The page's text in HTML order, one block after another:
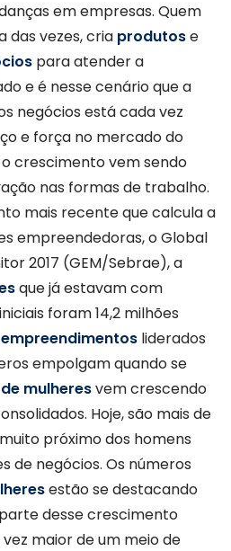
em empresas. Quem
das vezes, cria produtose
para atender a
e é nesse cenário que a
negócios está cada vez
e força no mercado do
o crescimento vem sendo
nas formas de trabalho.
mais recente que calcula a
empreendedoras, o Global
2017 (GEM/Sebrae), a
que já estavam com
foram 14,2 milhões
empreendimentos liderados
empolgam quando se
mulheresvem crescendo
Hoje, são mais de
próximo dos homens
de negócios. Os números
estão se destacando
desse crescimento
maior de um meio de